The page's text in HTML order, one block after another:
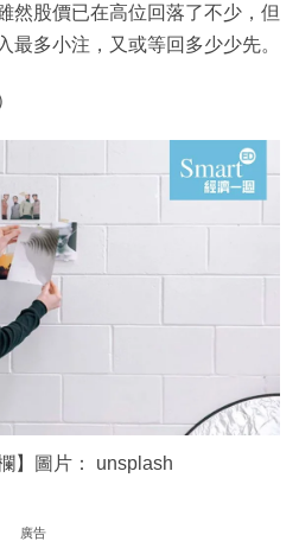
然股價已在高位回落了不少，但
最多小注，又或等回多少少先。
】圖片： unsplash
廣告